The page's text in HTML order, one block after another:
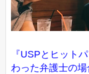
『USPとヒット
わった弁護士の場